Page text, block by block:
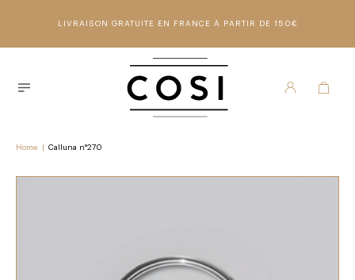
LIVRAISON GRATUITE EN FRANCE À PARTIR DE 150€
Home Calluna n°270